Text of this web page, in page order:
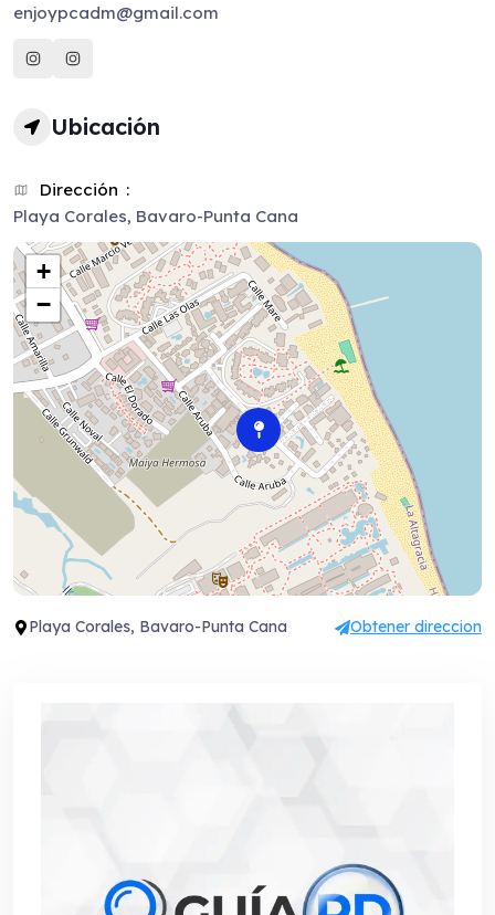
enjoypcadm@gmail.com
Ubicación
Dirección
Playa Corales, Bavaro-Punta Cana
+
−
Playa Corales, Bavaro-Punta Cana Obtener direccion